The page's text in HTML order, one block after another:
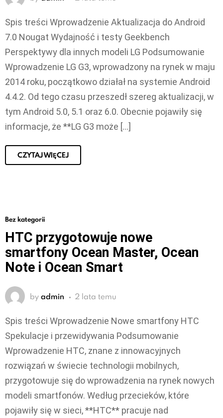
Spis treści Wprowadzenie Aktualizacja do Android
7.0 Nougat Wydajność i testy Geekbench
Perspektywy dla innych modeli LG Podsumowanie
Wprowadzenie LG G3, wprowadzony na rynek w maju
2014 roku, początkowo działał na systemie Android
4.4.2. Od tego czasu przeszedł szereg aktualizacji, w
tym Android 5.0, 5.1 oraz 6.0. Obecnie pojawiły się
informacje, że **LG G3 może […]
CZYTAJ WIĘCEJ
Bez kategorii
HTC przygotowuje nowe
smartfony Ocean Master, Ocean
Note i Ocean Smart
by admin 2 lata temu
Spis treści Wprowadzenie Nowe smartfony HTC
Spekulacje i przewidywania Podsumowanie
Wprowadzenie HTC, znane z innowacyjnych
rozwiązań w świecie technologii mobilnych,
przygotowuje się do wprowadzenia na rynek nowych
modeli smartfonów. Według przecieków, które
pojawiły się w sieci, **HTC** pracuje nad